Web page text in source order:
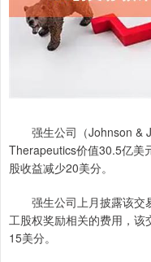
强生公司（Johnson &
Therapeutics价值30.5亿美
股收益减少20美分。
强生公司上月披露该交
工股权奖励相关的费用，
15美分。